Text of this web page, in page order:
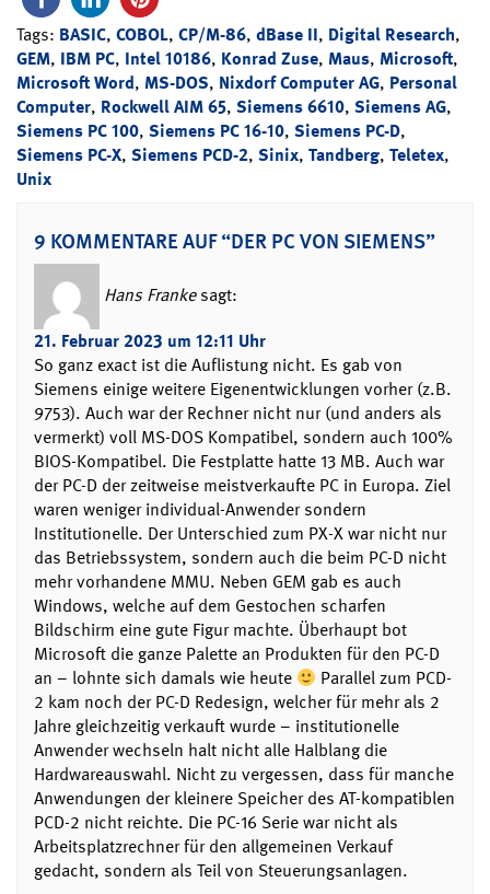
Tags: BASIC, COBOL, CP/M-86, dBase II, Digital Research,
GEM, IBM PC, Intel 10186, Konrad Zuse, Maus, Microsoft,
Microsoft Word, MS-DOS, Nixdorf Computer AG, Personal
Computer, Rockwell AIM 65, Siemens 6610, Siemens AG,
Siemens PC 100, Siemens PC 16-10, Siemens PC-D,
Siemens PC-X, Siemens PCD-2, Sinix, Tandberg, Teletex,
Unix
9 KOMMENTARE AUF “DER PC VON SIEMENS”
Hans Franke sagt:
21. Februar 2023 um 12:11 Uhr
So ganz exact ist die Auflistung nicht. Es gab von
Siemens einige weitere Eigenentwicklungen vorher (z.B.
9753). Auch war der Rechner nicht nur (und anders als
vermerkt) voll MS-DOS Kompatibel, sondern auch 100%
BIOS-Kompatibel. Die Festplatte hatte 13 MB. Auch war
der PC-D der zeitweise meistverkaufte PC in Europa. Ziel
waren weniger individual-Anwender sondern
Institutionelle. Der Unterschied zum PX-X war nicht nur
das Betriebssystem, sondern auch die beim PC-D nicht
mehr vorhandene MMU. Neben GEM gab es auch
Windows, welche auf dem Gestochen scharfen
Bildschirm eine gute Figur machte. Überhaupt bot
Microsoft die ganze Palette an Produkten für den PC-D
an – lohnte sich damals wie heute
Parallel zum PCD-
2 kam noch der PC-D Redesign, welcher für mehr als 2
Jahre gleichzeitig verkauft wurde – institutionelle
Anwender wechseln halt nicht alle Halblang die
Hardwareauswahl. Nicht zu vergessen, dass für manche
Anwendungen der kleinere Speicher des AT-kompatiblen
PCD-2 nicht reichte. Die PC-16 Serie war nicht als
Arbeitsplatzrechner für den allgemeinen Verkauf
gedacht, sondern als Teil von Steuerungsanlagen.